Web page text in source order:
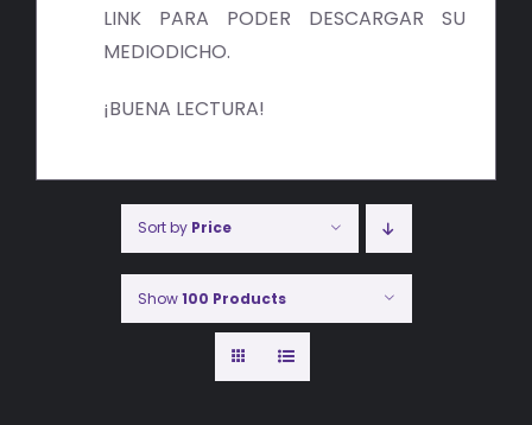
LINK PARA PODER DESCARGAR SU
MEDIODICHO.
¡BUENA LECTURA!
Sort by Price
Show100 Products